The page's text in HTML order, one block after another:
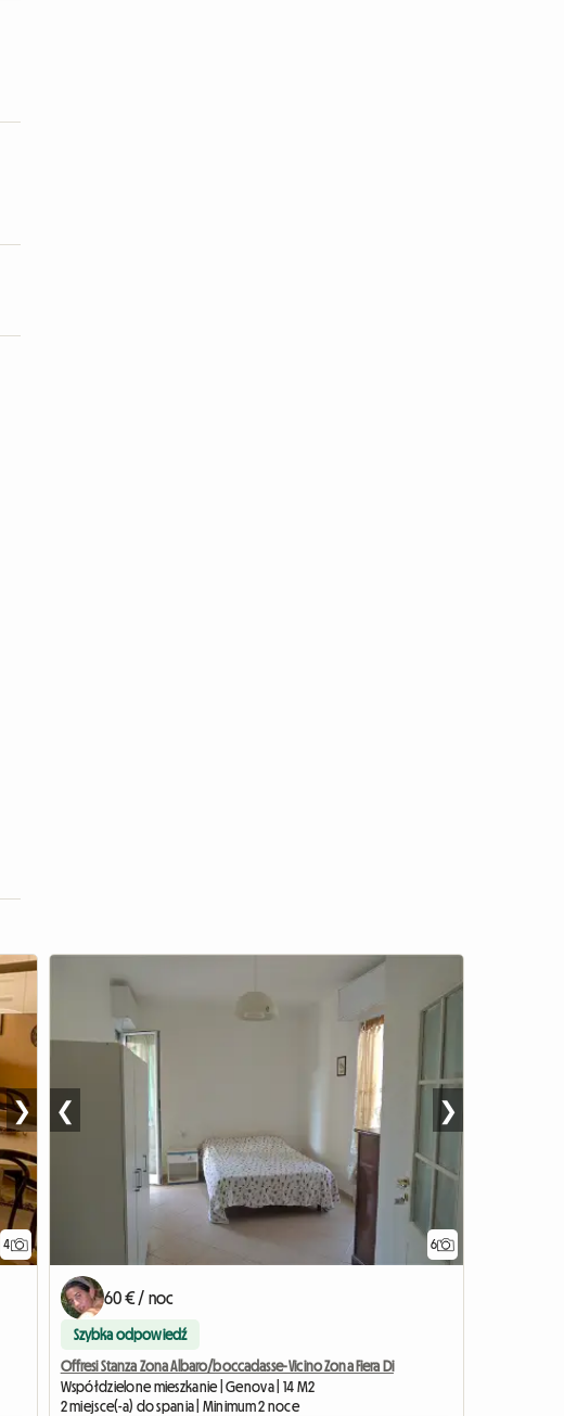
4
❯
6
❮ ❯
60 € / noc
Szybka odpowiedź
Offresi Stanza Zona Albaro/boccadasse- Vicino Zona Fiera Di
Współdzielone mieszkanie | Genova | 14 M2
2 miejsce(-a) do spania | Minimum 2 noce